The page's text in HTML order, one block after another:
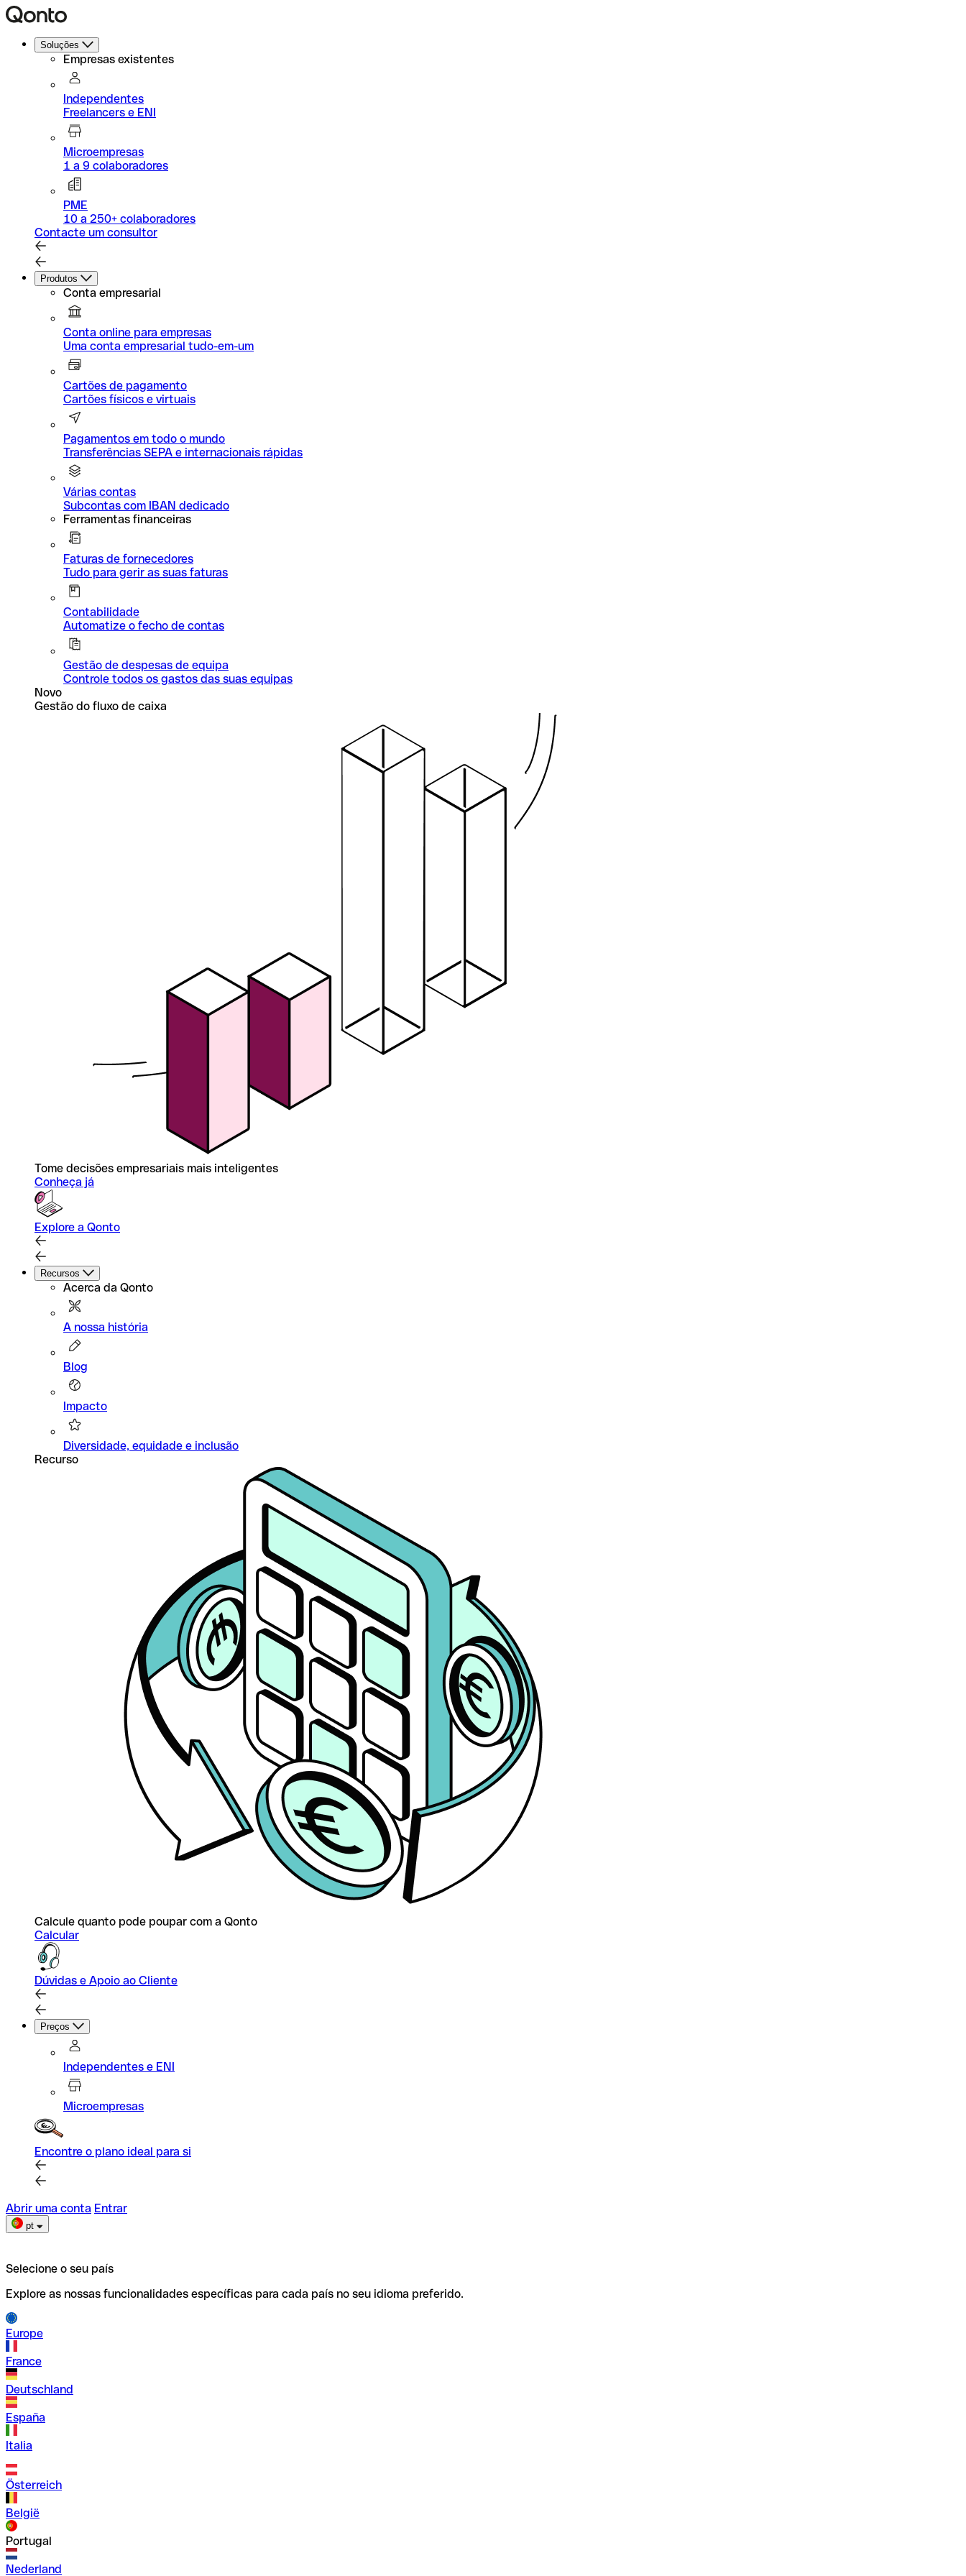
Soluções
Empresas existentes
Independentes
Freelancers e ENI
Microempresas
1 a 9 colaboradores
PME
10 a 250+ colaboradores
Contacte um consultor
Produtos
Conta empresarial
Conta online para empresas
Uma conta empresarial tudo-em-um
Cartões de pagamento
Cartões físicos e virtuais
Pagamentos em todo o mundo
Transferências SEPA e internacionais rápidas
Várias contas
Subcontas com IBAN dedicado
Ferramentas financeiras
Faturas de fornecedores
Tudo para gerir as suas faturas
Contabilidade
Automatize o fecho de contas
Gestão de despesas de equipa
Controle todos os gastos das suas equipas
Novo
Gestão do fluxo de caixa
Tome decisões empresariais mais inteligentes
Conheça já
Explore a Qonto
Recursos
Acerca da Qonto
A nossa história
Blog
Impacto
Diversidade, equidade e inclusão
Recurso
Calcule quanto pode poupar com a Qonto
Calcular
Dúvidas e Apoio ao Cliente
Preços
Independentes e ENI
Microempresas
Encontre o plano ideal para si
Abrir uma conta Entrar
pt
Selecione o seu país
Explore as nossas funcionalidades específicas para cada país no seu idioma preferido.
Europe
France
Deutschland
España
Italia
Österreich
België
Portugal
Nederland